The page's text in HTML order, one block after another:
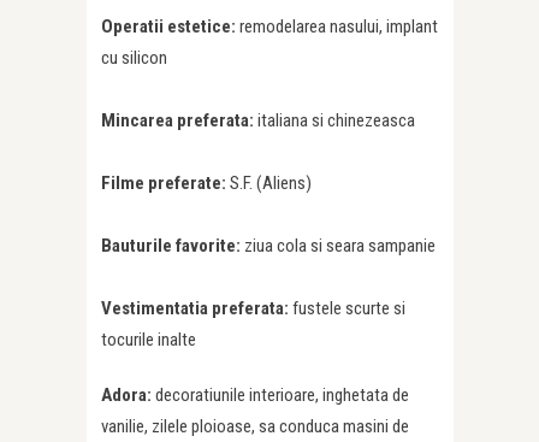
Operatii estetice: remodelarea nasului, implant
cu silicon
Mincarea preferata: italiana si chinezeasca
Filme preferate: S.F. (Aliens)
Bauturile favorite: ziua cola si seara sampanie
Vestimentatia preferata: fustele scurte si
tocurile inalte
Adora: decoratiunile interioare, inghetata de
vanilie, zilele ploioase, sa conduca masini de